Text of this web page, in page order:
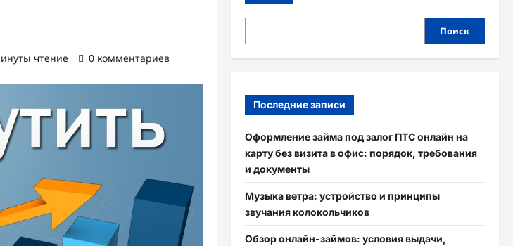
чтение 0 комментариев
Поиск
Последние записи
Оформление займа под залог ПТС онлайн на
карту без визита в офис: порядок, требования
и документы
Музыка ветра: устройство и принципы
звучания колокольчиков
Обзор онлайн-займов: условия выдачи,